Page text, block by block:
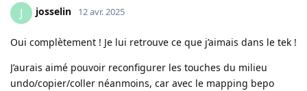
J josselin 12 avr. 2025
Oui complètement ! Je lui retrouve ce que j’aimais dans le tek !
J’aurais aimé pouvoir reconfigurer les touches du milieu
undo/copier/coller néanmoins, car avec le mapping bepo